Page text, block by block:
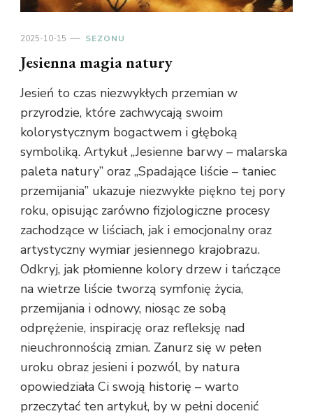
2025-10-15 SEZONU
Jesienna magia natury
Jesień to czas niezwykłych przemian w
przyrodzie, które zachwycają swoim
kolorystycznym bogactwem i głęboką
symboliką. Artykuł „Jesienne barwy – malarska
paleta natury” oraz „Spadające liście – taniec
przemijania” ukazuje niezwykłe piękno tej pory
roku, opisując zarówno fizjologiczne procesy
zachodzące w liściach, jak i emocjonalny oraz
artystyczny wymiar jesiennego krajobrazu.
Odkryj, jak płomienne kolory drzew i tańczące
na wietrze liście tworzą symfonię życia,
przemijania i odnowy, niosąc ze sobą
odprężenie, inspirację oraz refleksję nad
nieuchronnością zmian. Zanurz się w pełen
uroku obraz jesieni i pozwól, by natura
opowiedziała Ci swoją historię – warto
przeczytać ten artykuł, by w pełni docenić